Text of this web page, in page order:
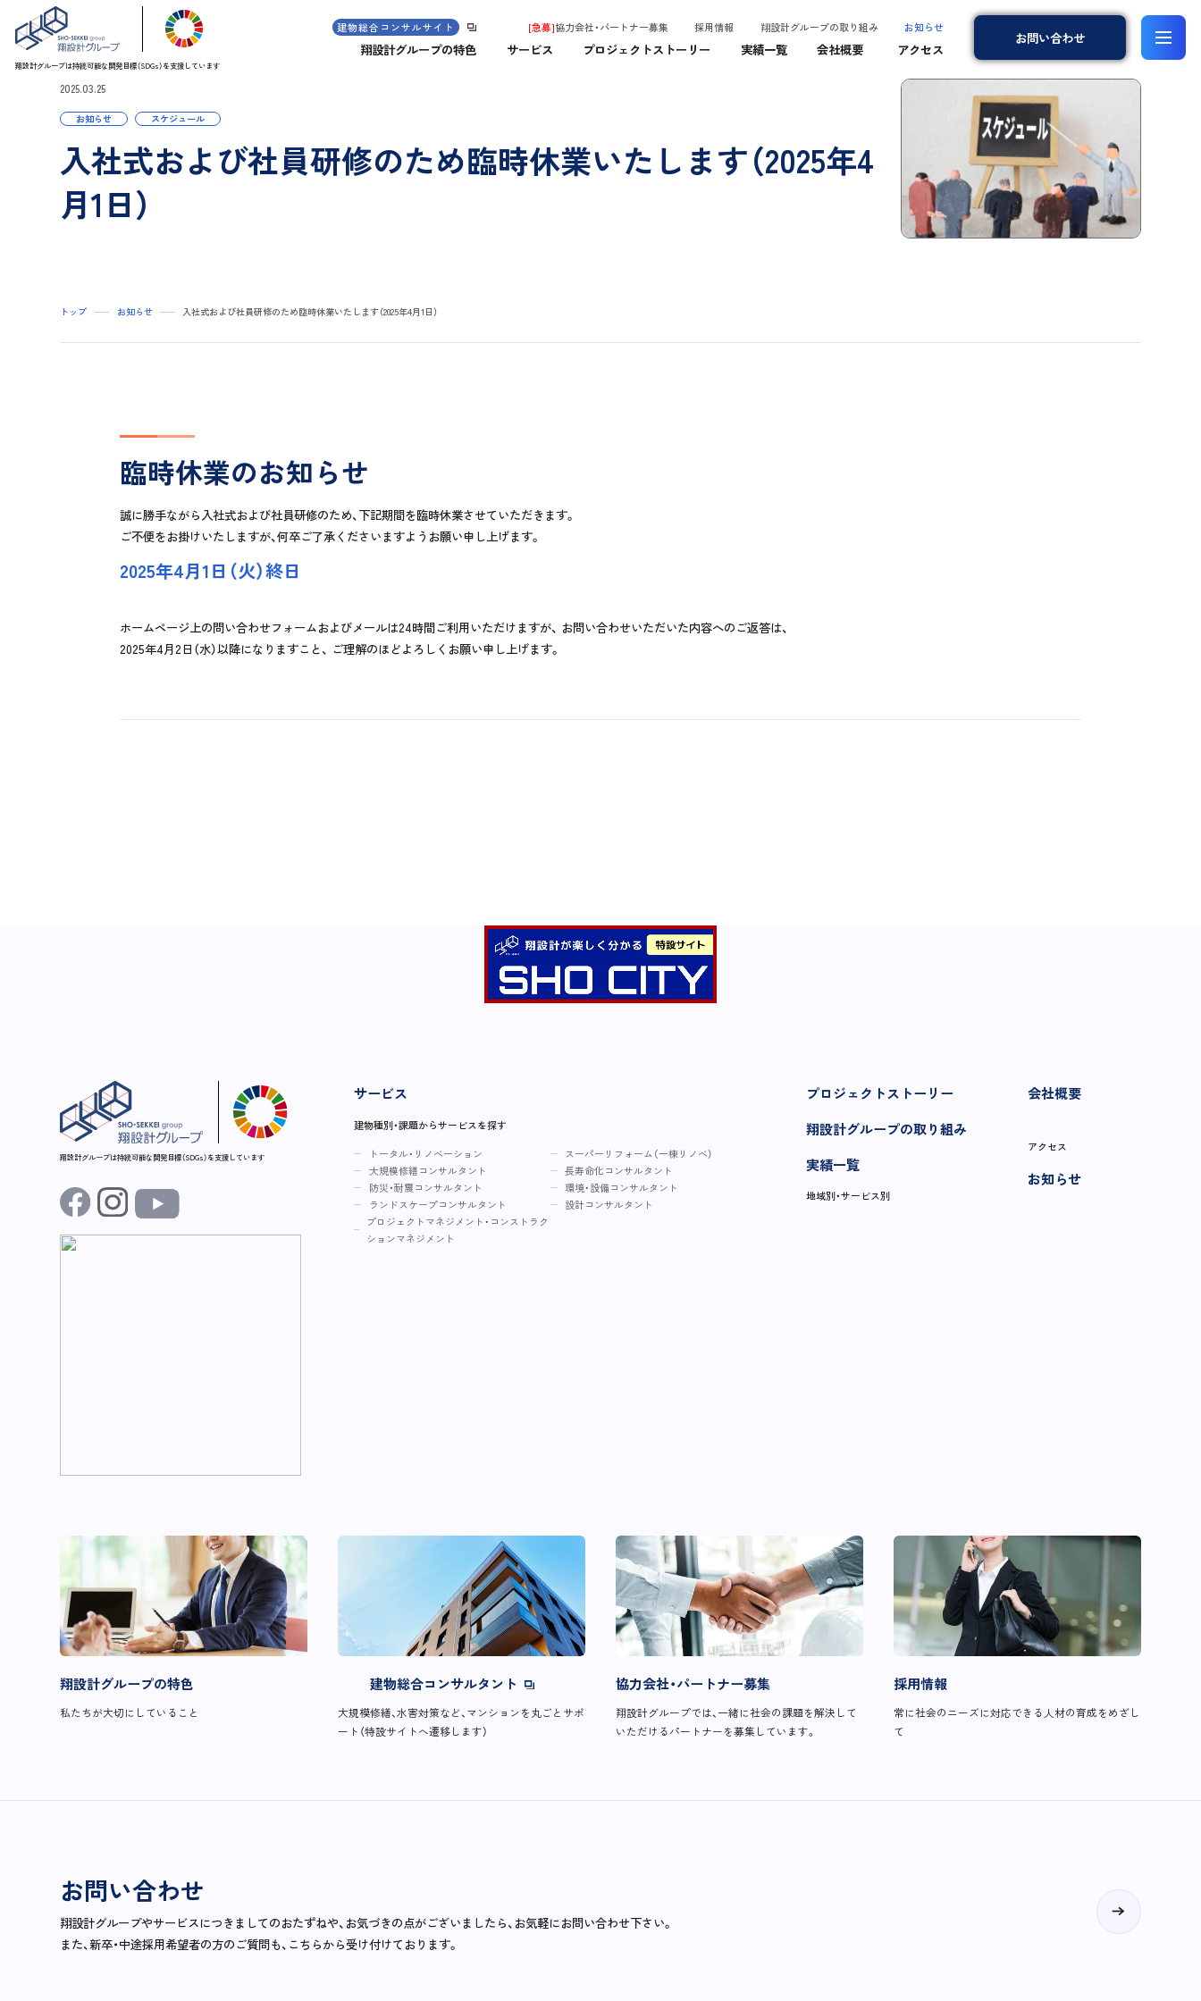
翔設計グループは持続可能な開発目標（SDGs）を支援しています
建物総合コンサルサイト [急募]協力会社・パートナー募集 採用情報 翔設計グループの取り組み お知らせ
翔設計グループの特色 サービス プロジェクトストーリー 実績一覧 会社概要 アクセス
お問い合わせ
2025.03.25
入社式および社員研修のため臨時休業いたします（2025年4
月1日）
お知らせ スケジュール
トップ お知らせ 入社式および社員研修のため臨時休業いたします（2025年4月1日）
臨時休業のお知らせ
誠に勝手ながら入社式および社員研修のため、下記期間を臨時休業させていただきます。
ご不便をお掛けいたしますが、何卒ご了承くださいますようお願い申し上げます。
2025年4月1日（火）終日
ホームページ上の問い合わせフォームおよびメールは24時間ご利用いただけますが、 お問い合わせいただいた内容へのご返答は、
2025年4月2日（水）以降になりますこと、 ご理解のほどよろしくお願い申し上げます。
翔設計グループは持続可能な開発目標（SDGs）を支援しています
サービス
建物種別・課題からサービスを探す
トータル・リノベーション
スーパーリフォーム（一棟リノベ）
大規模修繕コンサルタント
長寿命化コンサルタント
防災・耐震コンサルタント
環境・設備コンサルタント
ランドスケープコンサルタント
設計コンサルタント
プロジェクトマネジメント・コンストラク
ションマネジメント
プロジェクトストーリー
翔設計グループの取り組み
実績一覧
地域別・サービス別
会社概要
アクセス
お知らせ
翔設計グループの特色
私たちが大切にしていること
建物総合コンサルタント
大規模修繕、水害対策など、マンションを丸ごとサポ
ート（特設サイトへ遷移します）
協力会社・パートナー募集
翔設計グループでは、一緒に社会の課題を解決して
いただけるパートナーを募集しています。
採用情報
常に社会のニーズに対応できる人材の育成をめざし
て
お問い合わせ
翔設計グループやサービスにつきましてのおたずねや、お気づきの点がございましたら、お気軽にお問い合わせ下さい。
また、新卒・中途採用希望者の方のご質問も、こちらから受け付けております。